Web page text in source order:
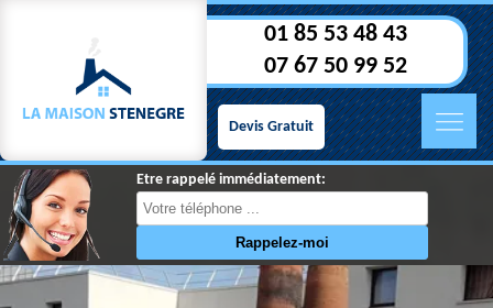
01 85 53 48 43
07 67 50 99 52
Devis Gratuit
Etre rappelé immédiatement: